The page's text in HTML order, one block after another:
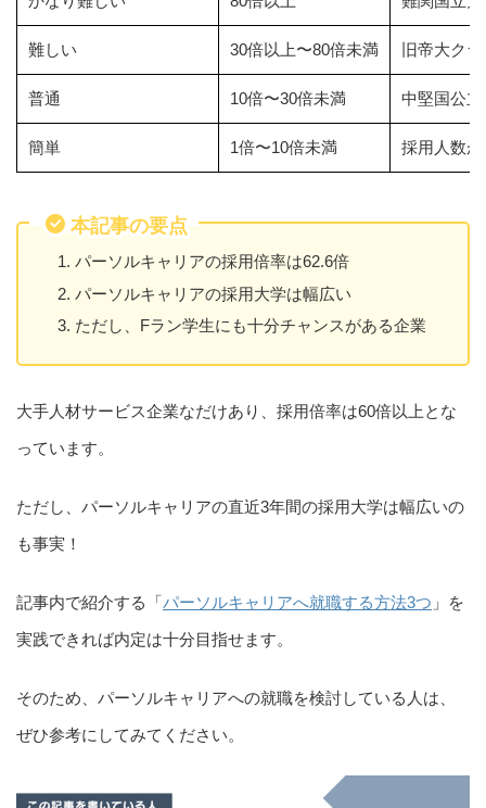
難しい 30倍以上〜80倍未満 旧帝大ク
普通 10倍〜30倍未満 中堅国公
簡単 1倍〜10倍未満 採用人数
本記事の要点
パーソルキャリアの採用倍率は62.6倍
パーソルキャリアの採用大学は幅広い
ただし、Fラン学生にも十分チャンスがある企業
大手人材サービス企業なだけあり、採用倍率は60倍以上とな
っています。
ただし、パーソルキャリアの直近3年間の採用大学は幅広いの
も事実！
記事内で紹介する「パーソルキャリアへ就職する方法3つ 」を
実践できれば内定は十分目指せます。
そのため、パーソルキャリアへの就職を検討している人は、
ぜひ参考にしてみてください。